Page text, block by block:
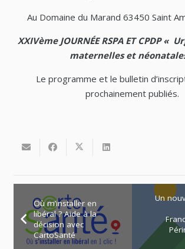
Au Domaine du Marand 63450 Saint
XXIVème JOURNÉE RSPA ET CPDP «
maternelles et
Le programme et le bulletin
prochainement publiés.
Où m’installer en
libéral ? Aide à la
décision avec
CartoSanté
Un